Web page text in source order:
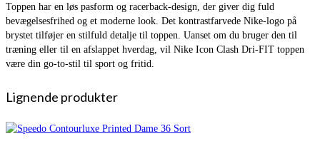
Toppen har en løs pasform og racerback-design, der giver dig fuld
bevægelsesfrihed og et moderne look. Det kontrastfarvede Nike-logo på
brystet tilføjer en stilfuld detalje til toppen. Uanset om du bruger den til
træning eller til en afslappet hverdag, vil Nike Icon Clash Dri-FIT toppen
være din go-to-stil til sport og fritid.
Lignende produkter